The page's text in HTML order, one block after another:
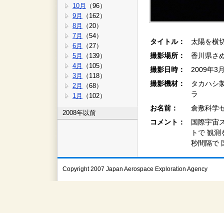
10月
（96）
9月
（162）
8月
（20）
7月
（54）
6月
（27）
5月
（139）
4月
（105）
3月
（118）
2月
（68）
1月
（102）
2008年以前
タイトル：
太陽を横
撮影場所：
香川県さ
撮影日時：
2009年3
撮影機材：
タカハシ
ラ
お名前：
倉敷科学
コメント：
国際宇宙
トで 観
秒間隔で
Copyright 2007 Japan Aerospace Exploration Agency